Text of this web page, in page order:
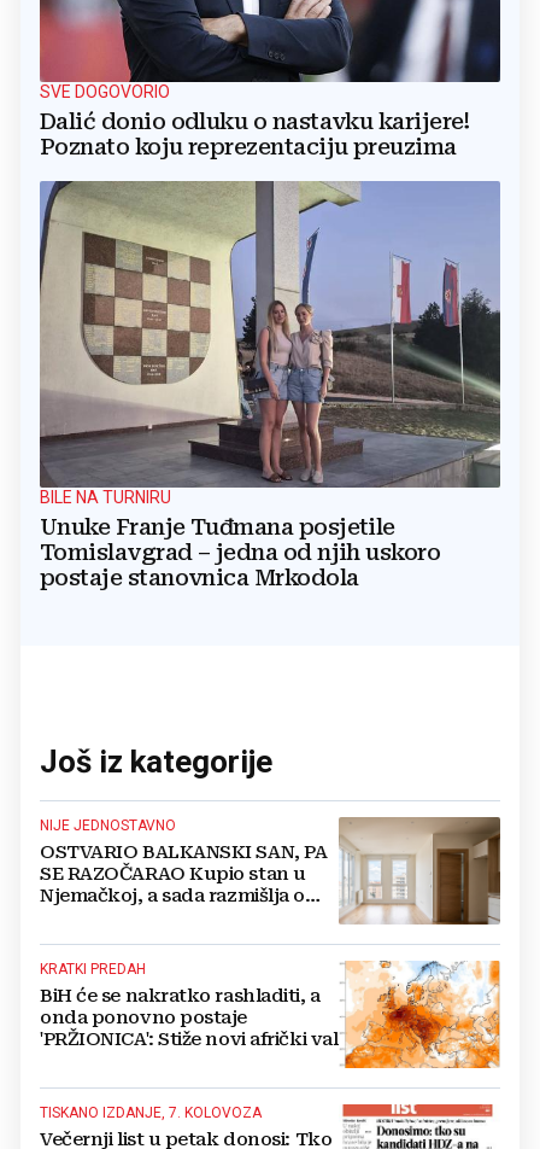
SVE DOGOVORIO
Dalić donio odluku o nastavku karijere!
Poznato koju reprezentaciju preuzima
BILE NA TURNIRU
Unuke Franje Tuđmana posjetile
Tomislavgrad – jedna od njih uskoro
postaje stanovnica Mrkodola
Još iz kategorije
NIJE JEDNOSTAVNO
OSTVARIO BALKANSKI SAN, PA
SE RAZOČARAO Kupio stan u
Njemačkoj, a sada razmišlja o
KRATKI PREDAH
BiH će se nakratko rashladiti, a
onda ponovno postaje
'PRŽIONICA': Stiže novi afrički val
TISKANO IZDANJE, 7. KOLOVOZA
Večernji list u petak donosi: Tko